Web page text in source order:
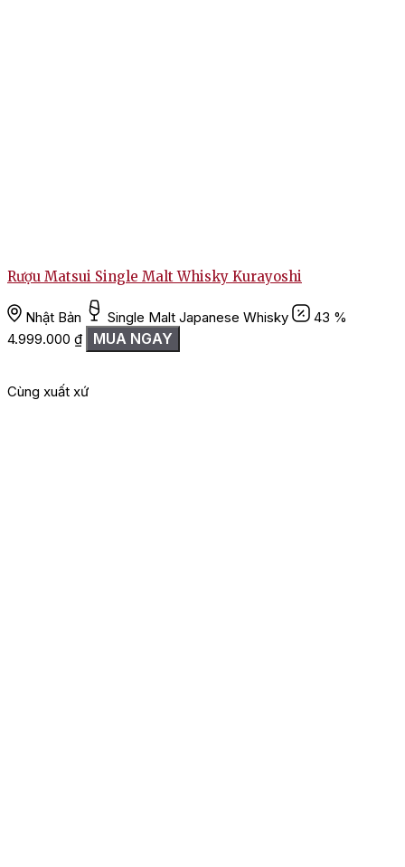
Rượu Matsui Single Malt Whisky Kurayoshi
Nhật Bản Single Malt Japanese Whisky
43 %
4.999.000 ₫ MUA NGAY
Cùng xuất xứ